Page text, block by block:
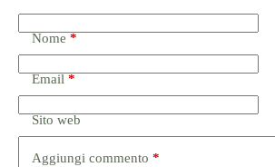
Nome *
Email *
Sito web
Aggiungi commento *